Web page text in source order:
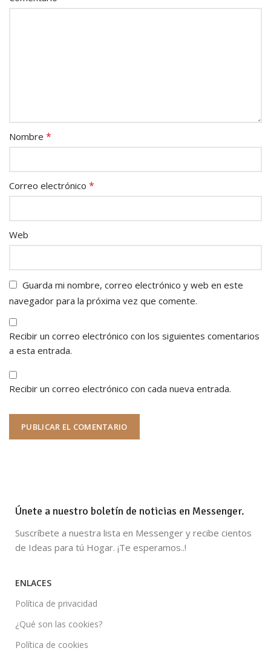
Nombre *
Correo electrónico *
Web
Guarda mi nombre, correo electrónico y web en este
navegador para la próxima vez que comente.
Recibir un correo electrónico con los siguientes comentarios
a esta entrada.
Recibir un correo electrónico con cada nueva entrada.
Únete a nuestro boletín de noticias en Messenger.
Suscríbete a nuestra lista en Messenger y recibe cientos
de Ideas para tú Hogar. ¡Te esperamos..!
ENLACES
Política de privacidad
¿Qué son las cookies?
Política de cookies